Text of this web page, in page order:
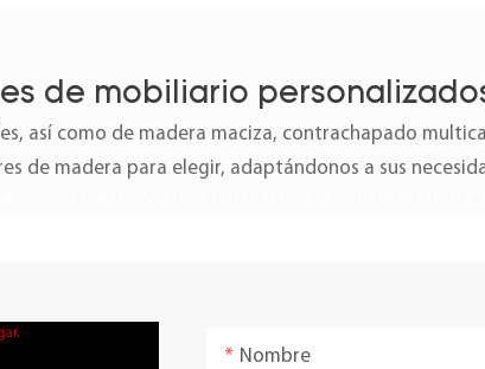
de mobiliario
así como de madera maciza, contrachapado
de madera para elegir, adaptándonos a sus
Nombre